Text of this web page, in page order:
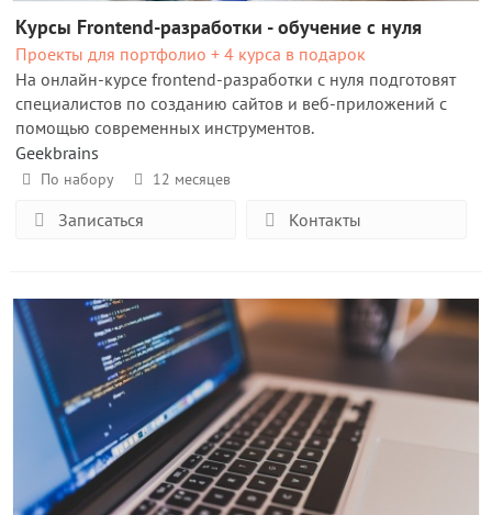
Курсы Frontend-разработки - обучение с нуля
Проекты для портфолио + 4 курса в подарок
На онлайн-курсе frontend-разработки с нуля подготовят
специалистов по созданию сайтов и веб-приложений с
помощью современных инструментов.
Geekbrains
По набору 12 месяцев
Записаться Контакты